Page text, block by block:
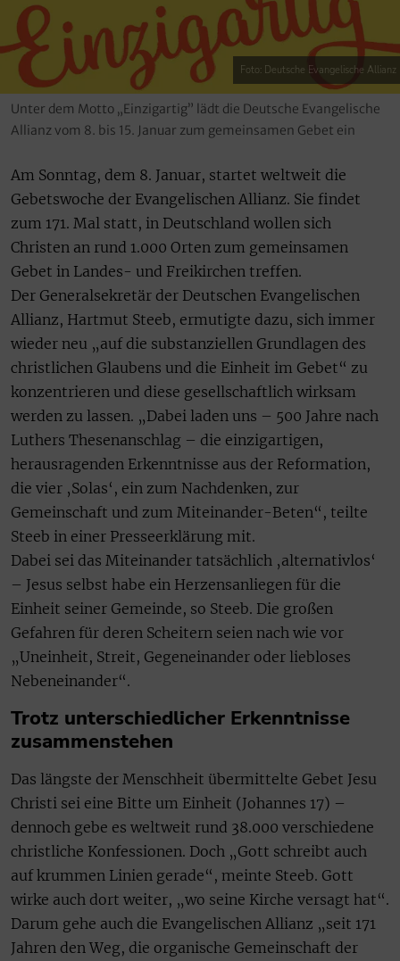
Foto: Deutsche Evangelische Allianz
Unter dem Motto „Einzigartig” lädt die Deutsche Evangelische
Allianz vom 8. bis 15. Januar zum gemeinsamen Gebet ein
Am Sonntag, dem 8. Januar, startet weltweit die
Gebetswoche der Evangelischen Allianz. Sie findet
zum 171. Mal statt, in Deutschland wollen sich
Christen an rund 1.000 Orten zum gemeinsamen
Gebet in Landes- und Freikirchen treffen.
Der Generalsekretär der Deutschen Evangelischen
Allianz, Hartmut Steeb, ermutigte dazu, sich immer
wieder neu „auf die substanziellen Grundlagen des
christlichen Glaubens und die Einheit im Gebet“ zu
konzentrieren und diese gesellschaftlich wirksam
werden zu lassen. „Dabei laden uns – 500 Jahre nach
Luthers Thesenanschlag – die einzigartigen,
herausragenden Erkenntnisse aus der Reformation,
die vier ‚Solas‘, ein zum Nachdenken, zur
Gemeinschaft und zum Miteinander-Beten“, teilte
Steeb in einer Presseerklärung mit.
Dabei sei das Miteinander tatsächlich ‚alternativlos‘
– Jesus selbst habe ein Herzensanliegen für die
Einheit seiner Gemeinde, so Steeb. Die großen
Gefahren für deren Scheitern seien nach wie vor
„Uneinheit, Streit, Gegeneinander oder liebloses
Nebeneinander“.
Trotz unterschiedlicher Erkenntnisse
zusammenstehen
Das längste der Menschheit übermittelte Gebet Jesu
Christi sei eine Bitte um Einheit (Johannes 17) –
dennoch gebe es weltweit rund 38.000 verschiedene
christliche Konfessionen. Doch „Gott schreibt auch
auf krummen Linien gerade“, meinte Steeb. Gott
wirke auch dort weiter, „wo seine Kirche versagt hat“.
Darum gehe auch die Evangelischen Allianz „seit 171
Jahren den Weg, die organische Gemeinschaft der